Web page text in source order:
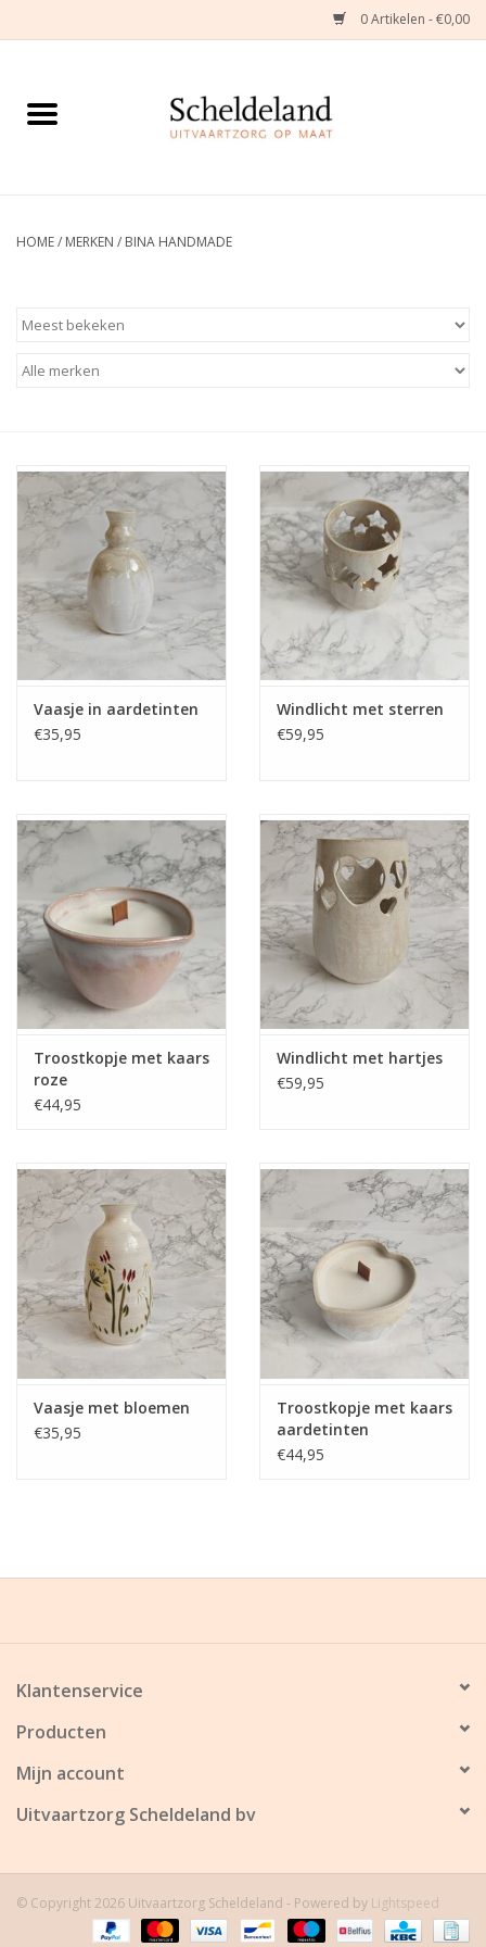
0 Artikelen - €0,00
Home
Kleine asdragers
Grafdecoratie
Naar website SCHELDE.LAND
HOME/ MERKEN / BINA HANDMADE
Vaasje in aardetinten
€35,95
Windlicht met sterren
€59,95
Troostkopje met kaars
roze
€44,95
Windlicht met hartjes
€59,95
Vaasje met bloemen
€35,95
Troostkopje met kaars
aardetinten
€44,95
Klantenservice
Producten
Mijn account
Uitvaartzorg Scheldeland bv
© Copyright 2026 Uitvaartzorg Scheldeland - Powered by Lightspeed